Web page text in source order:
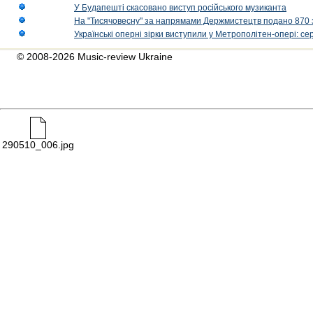
У Будапешті скасовано виступ російського музиканта
На "Тисячовесну" за напрямами Держмистецтв подано 870
Українські оперні зірки виступили у Метрополітен-опері:
© 2008-2026 Music-review Ukraine
290510_006.jpg